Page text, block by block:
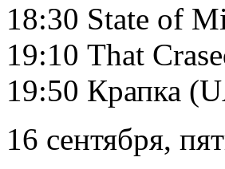
18:30 State of
19:10 That
19:50 Крапка
16 сентября,